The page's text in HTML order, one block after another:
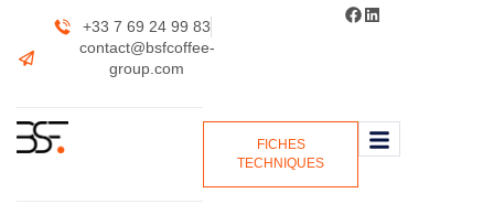
+33 7 69 24 99 83
contact@bsfcoffee-
group.com
FICHES
TECHNIQUES